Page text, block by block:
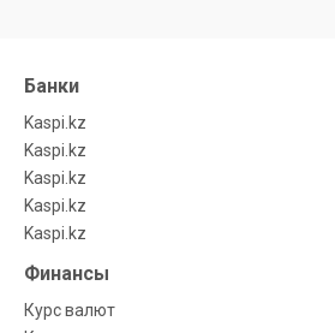
Банки
Kaspi.kz
Kaspi.kz
Kaspi.kz
Kaspi.kz
Kaspi.kz
Финансы
Курс валют